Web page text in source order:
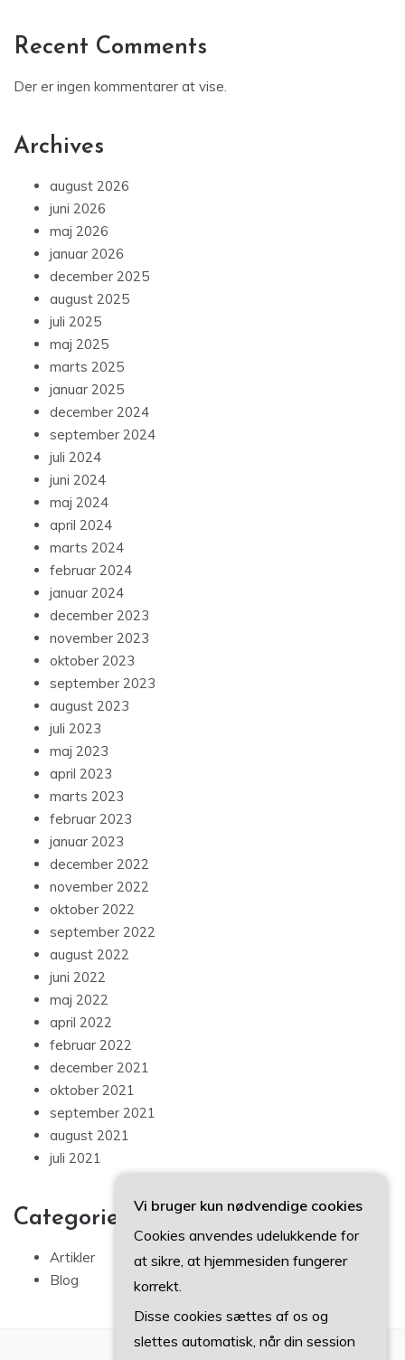
Recent Comments
Der er ingen kommentarer at vise.
Archives
august 2026
juni 2026
maj 2026
januar 2026
december 2025
august 2025
juli 2025
maj 2025
marts 2025
januar 2025
december 2024
september 2024
juli 2024
juni 2024
maj 2024
april 2024
marts 2024
februar 2024
januar 2024
december 2023
november 2023
oktober 2023
september 2023
august 2023
juli 2023
maj 2023
april 2023
marts 2023
februar 2023
januar 2023
december 2022
november 2022
oktober 2022
september 2022
august 2022
juni 2022
maj 2022
april 2022
februar 2022
december 2021
oktober 2021
september 2021
august 2021
juli 2021
Categories
Artikler
Blog
Vi bruger kun nødvendige cookies
Cookies anvendes udelukkende for
at sikre, at hjemmesiden fungerer
korrekt.
Disse cookies sættes af os og
slettes automatisk, når din session